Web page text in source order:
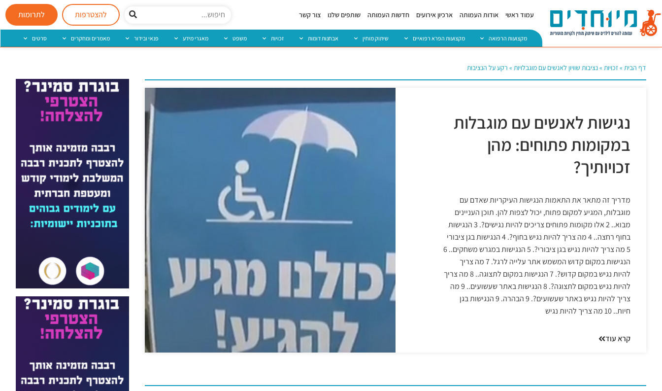
עמוד ראשי אודות העמותה ארכיון אירועים חדשות העמותה שותפים שלנו צור קשר להצטרפות לתרומות
מקצועות הרפואה מקצועות הפרא רפואיים שיתוק מוחין אבחנות דומות זכויות משפט מאגרי מידע פנאי ובידור מאמרים ומחקרים סרטים
דף הבית »זכויות »נציבות שוויון לאנשים עם מוגבלויות » רקע על הנציבות
נגישות לאנשים עם מוגבלות
במקומות פתוחים: מהן
זכויותיך?
מדריך זה מתאר את התאמות הנגישות העיקריות שאדם עם
מוגבלות, המגיע למקום פתוח, יכול לצפות להן. תוכן העניינים
מבוא.. 2 אלו מקומות פתוחים צריכים להיות נגישים?. 3 הנגישות
בחוף רחצה.. 4 מה צריך להיות נגיש בחוף?. 4 הנגישות בגן ציבורי
5 מה צריך להיות נגיש בגן ציבורי?. 5 הנגישות במגרש משחקים.. 6
הנגישות במקום קדוש המשמש אתר עלייה לרגל. 7 מה צריך
להיות נגיש במקום קדוש?. 7 הנגישות במקום לתצוגה.. 8 מה צריך
להיות נגיש במקום לתצוגה?. 8 הנגישות באתר שעשועים.. 9 מה
צריך להיות נגיש באתר שעשועים?. 9 הבהרה. 9 הנגישות בגן
חיות.. 10 מה צריך להיות נגיש
קרא עוד